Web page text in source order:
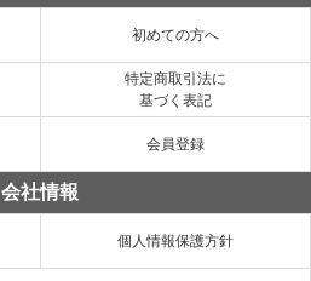
初めての方へ
特定商取引法に
基づく表記
会員登録
会社情報
個人情報保護方針